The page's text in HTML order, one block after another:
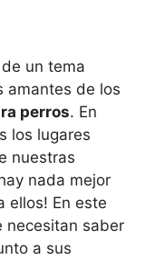
un tema
amantes de los
perros. En
los lugares
nuestras
nada mejor
ellos! En este
necesitan saber
a sus